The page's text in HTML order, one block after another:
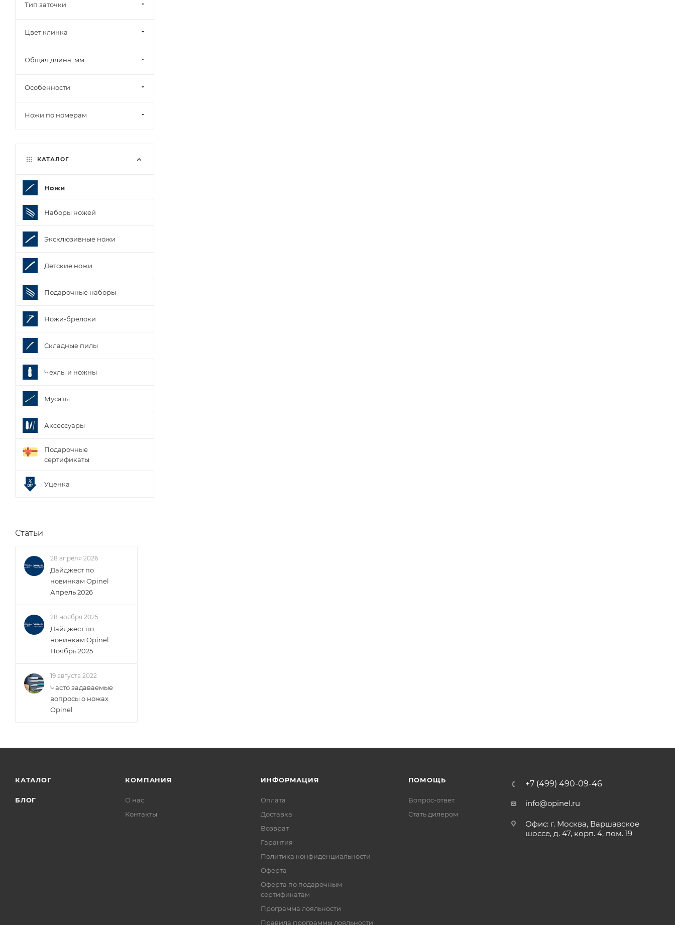
Тип заточки
Цвет клинка
Общая длина, мм
Особенности
Ножи по номерам
КАТАЛОГ
Ножи
Наборы ножей
Эксклюзивные ножи
Детские ножи
Подарочные наборы
Ножи-брелоки
Складные пилы
Чехлы и ножны
Мусаты
Аксессуары
Подарочные
сертификаты
Уценка
Статьи
28 апреля 2026
Дайджест по
новинкам Opinel
Апрель 2026
28 ноября 2025
Дайджест по
новинкам Opinel
Ноябрь 2025
19 августа 2022
Часто задаваемые
вопросы о ножах
Opinel
КАТАЛОГ
БЛОГ
КОМПАНИЯ
О нас
Контакты
ИНФОРМАЦИЯ
Оплата
Доставка
Возврат
Гарантия
Политика конфиденциальности
Оферта
Оферта по подарочным
сертификатам
Программа лояльности
Правила программы лояльности
ПОМОЩЬ
Вопрос-ответ
Стать дилером
+7 (499) 490-09-46
info@opinel.ru
Офис: г. Москва, Варшавское
шоссе, д. 47, корп. 4, пом. 19